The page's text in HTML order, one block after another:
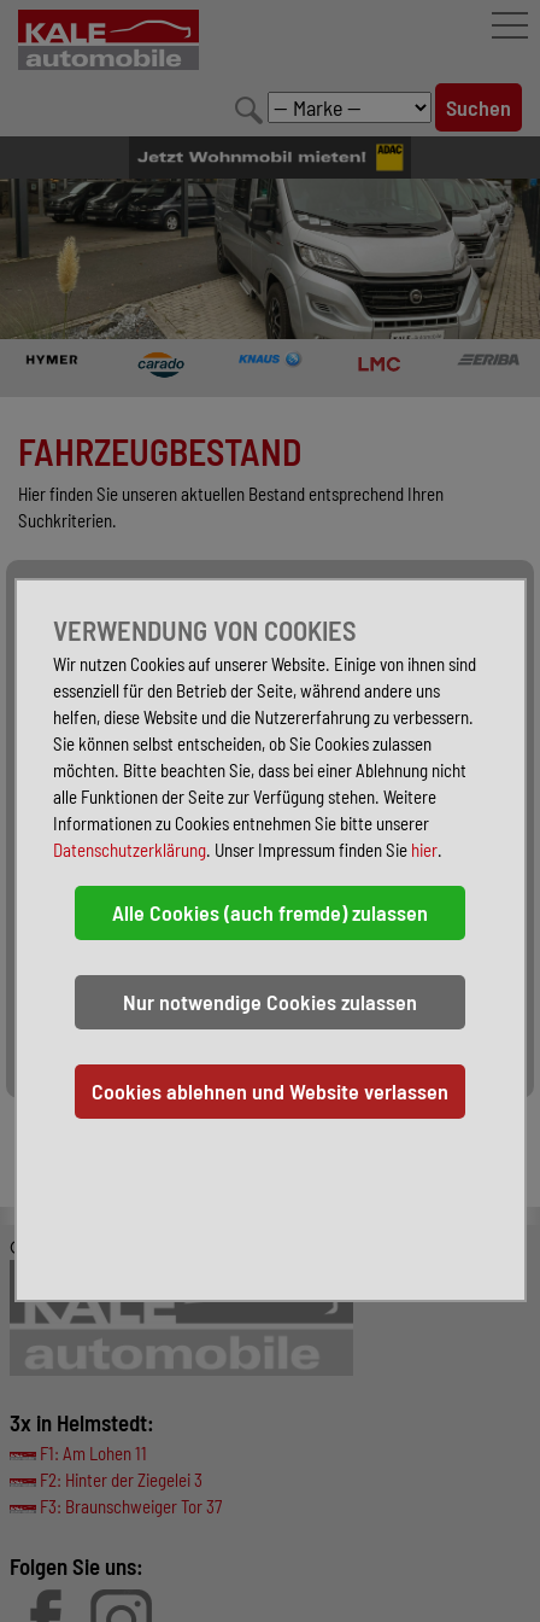
FAHRZEUGBESTAND
LEISTUNGEN
KONFIGURATOR
MARKENWELT
UNTERNEHMEN
FAHRZEUGBESTAND
Hier finden Sie unseren aktuellen Bestand entsprechend Ihren
Suchkriterien.
Alle Fahrzeuge
Sortieren:
© KALE-Automobile GmbH
3x in Helmstedt:
F1: Am Lohen 11
F2: Hinter der Ziegelei 3
F3: Braunschweiger Tor 37
Folgen Sie uns:
VERWENDUNG VON COOKIES
Wir nutzen Cookies auf unserer Website. Einige von ihnen sind
essenziell für den Betrieb der Seite, während andere uns
helfen, diese Website und die Nutzererfahrung zu verbessern.
Sie können selbst entscheiden, ob Sie Cookies zulassen
möchten. Bitte beachten Sie, dass bei einer Ablehnung nicht
alle Funktionen der Seite zur Verfügung stehen. Weitere
Informationen zu Cookies entnehmen Sie bitte unserer
Datenschutzerklärung. Unser Impressum finden Sie hier.